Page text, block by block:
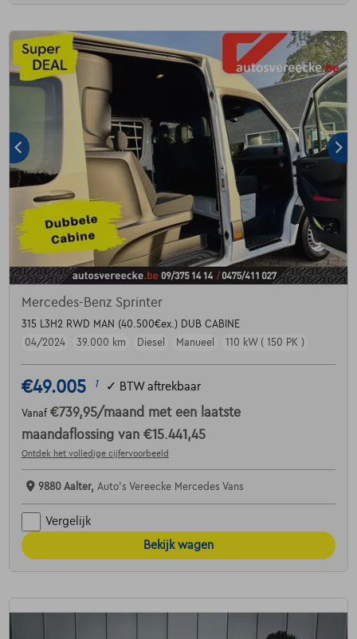
Mercedes-Benz Sprinter
315 L3H2 RWD MAN (40.500€ex.) DUB CABINE
04/2024
39.000 km Diesel Manueel 110 kW ( 150 PK )
€49.005 1 ✓ BTW aftrekbaar
Vanaf €739,95/maand met een laatste
maandaflossing van €15.441,45
Ontdek het volledige cijfervoorbeeld
9880 Aalter, Auto's Vereecke Mercedes Vans
Vergelijk
Bekijk wagen